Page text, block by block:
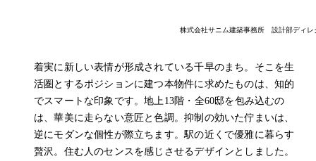
株式会社サニム建築事務所 設計部ディレ
着実に新しい表情が形成されている千早のまち。そこを生
活圏とするポジションに建つ本物件に求めたものは、知的
でスマートな印象です。地上13階・全60邸を包み込むの
は、華美に走らない意匠と色調。抑制の効いた佇まいは、
逆にモダンな個性が際立ちます。駅の近くで優雅に暮らす
贅沢。住む人のセンスを感じさせるデザインとしました。